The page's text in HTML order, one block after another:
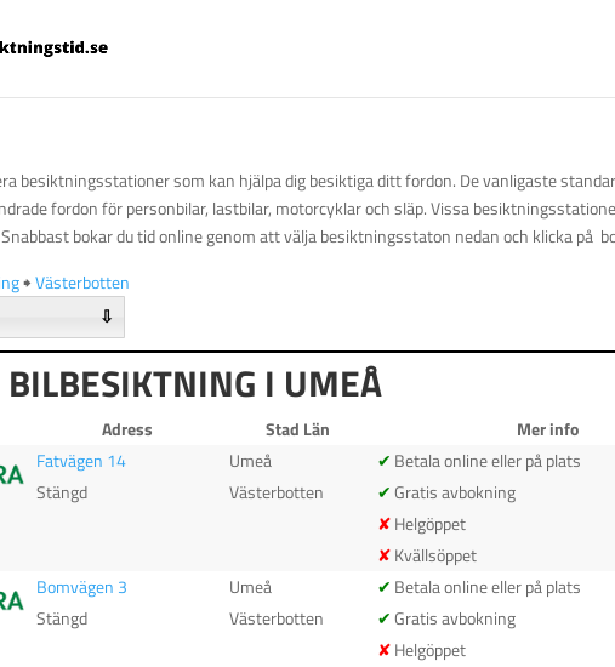
besiktningsstationer som kan hjälpa dig besiktiga ditt fordon. De vanligaste
fordon för personbilar, lastbilar, motorcyklar och släp. Vissa
bokar du tid online genom att välja besiktningsstaton nedan och klicka på
🠺Västerbotten
⇩
BILBESIKTNING I UMEÅ
Adress Stad Län Mer info
Fatvägen 14
Stängd
Umeå
Västerbotten
Betala online eller på plats
Gratis avbokning
Helgöppet
Kvällsöppet
Bomvägen 3
Stängd
Umeå
Västerbotten
Betala online eller på plats
Gratis avbokning
Helgöppet